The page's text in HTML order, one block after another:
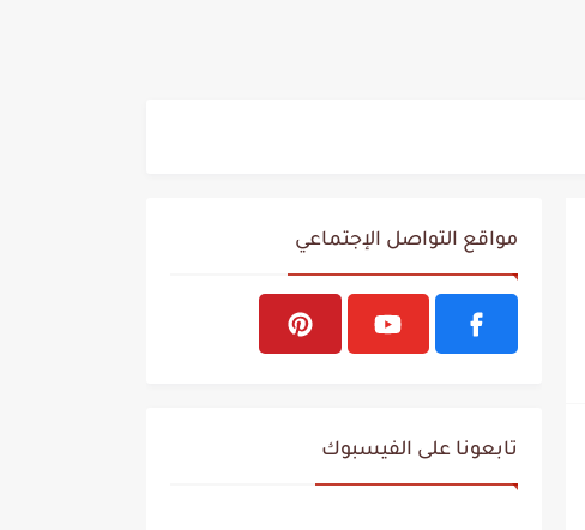
مواقع التواصل الإجتماعي
تابعونا على الفيسبوك